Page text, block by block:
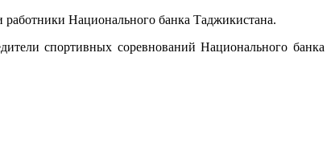
Национального банка Таджикистана.
спортивных соревнований Национального банка